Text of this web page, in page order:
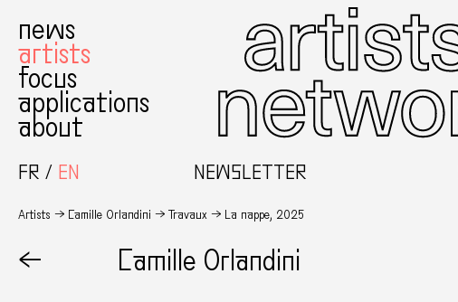
news
artists
focus
applications
about
FR
EN NEWSLETTER
Artists Camille Orlandini Travaux La nappe, 2025
← Camille Orlandini